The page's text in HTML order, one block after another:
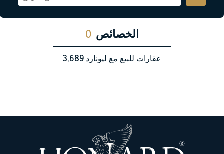
0 الخصائص
3,689عقارات للبيع مع ليونارد